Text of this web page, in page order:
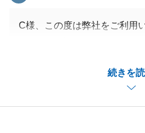
続きを
C様、この度は弊社をご利用
の成長を見ながら不動産のご
に勉強になるお取引でした。
立地・間取りともにご満足い